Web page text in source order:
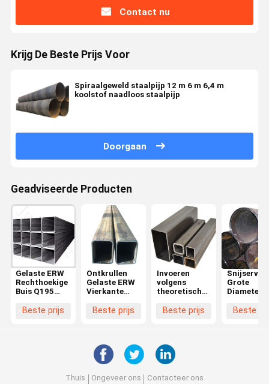
Contact nu
Krijg De Beste Prijs Voor
Spiraalgeweld staalpijp 12 m 6 m 6,4 m
koolstof naadloos staalpijp
Doorgaan
Geadviseerde Producten
Gelaste ERW
Rechthoekige
Buis Q195
Koolstofstalen
Beste prijs
Ontkrullen
Gelaste ERW
Vierkante
Buis
Stalen Buis
Lasfabricage
Service
Beste prijs
Invoeren
volgens
theoretisch
Koudgewalste
koolstofstaal
Beste prijs
Snijservice
Grote
Diameter
Beste
Thuis Ongeveer ons Contacteer ons